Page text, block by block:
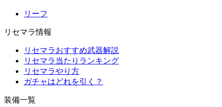
リーフ
リセマラ情報
リセマラおすすめ武器解説
リセマラ当たりランキング
リセマラやり方
ガチャはどれを引く？
装備一覧